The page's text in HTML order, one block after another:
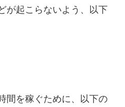
が起こらないよう、以下
間を稼ぐために、以下の